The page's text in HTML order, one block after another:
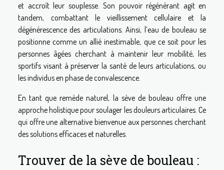
et accroît leur souplesse. Son pouvoir régénérant agit en
tandem, combattant le vieillissement cellulaire et la
dégénérescence des articulations. Ainsi, l’eau de bouleau se
positionne comme un allié inestimable, que ce soit pour les
personnes âgées cherchant à maintenir leur mobilité, les
sportifs visant à préserver la santé de leurs articulations, ou
les individus en phase de convalescence.
En tant que remède naturel, la sève de bouleau offre une
approche holistique pour soulager les douleurs articulaires. Ce
qui offre une alternative bienvenue aux personnes cherchant
des solutions efficaces et naturelles.
Trouver de la sève de bouleau :